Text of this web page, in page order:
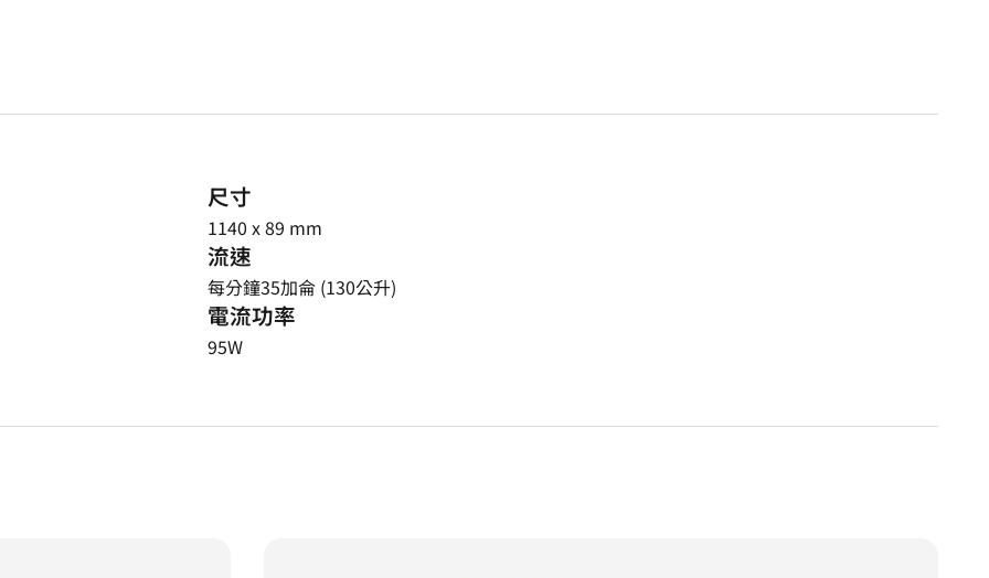
尺寸
1140 x 89 mm
流速
每分鐘35加侖 (130公升)
電流功率
95W